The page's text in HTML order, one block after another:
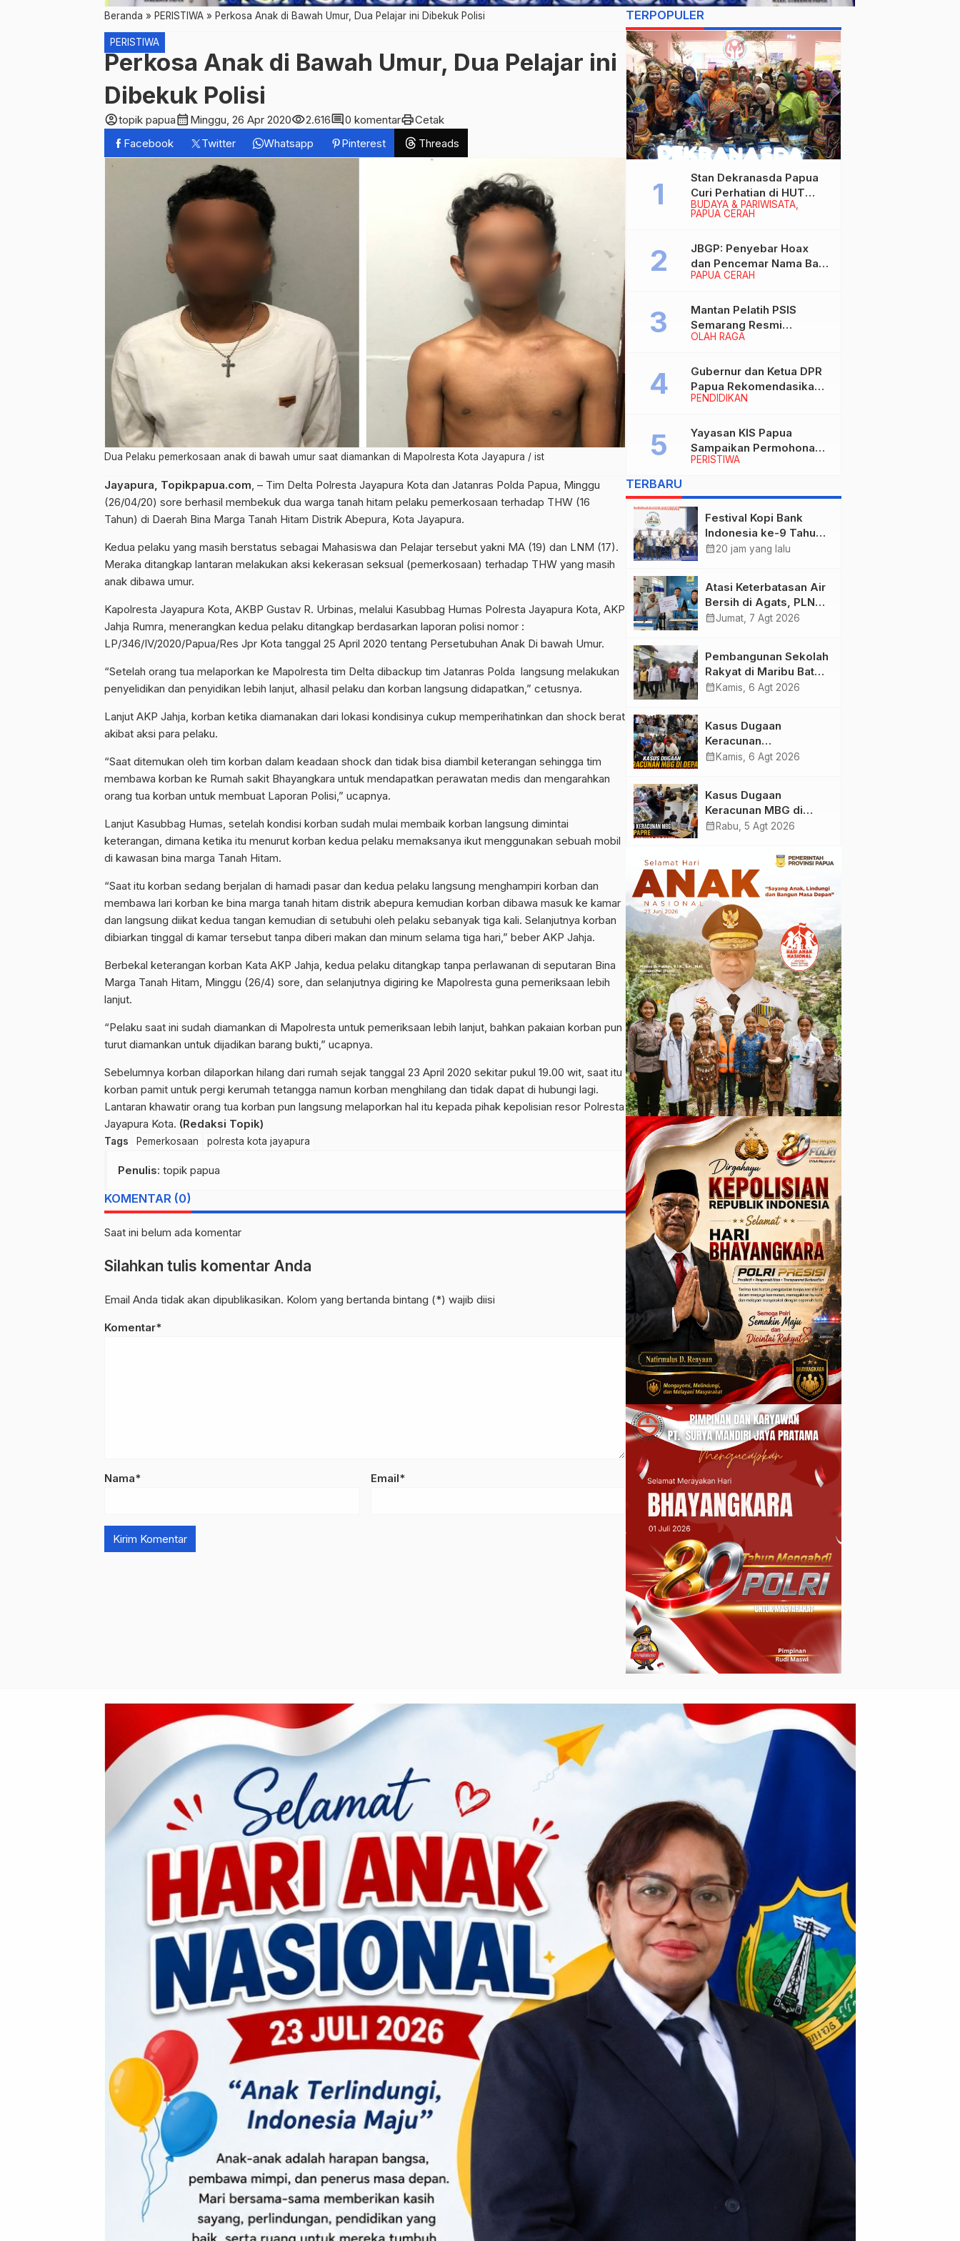
Beranda » PERISTIWA » Perkosa Anak di Bawah Umur, Dua Pelajar ini Dibekuk Polisi
PERISTIWA
Perkosa Anak di Bawah Umur, Dua Pelajar ini
Dibekuk Polisi
account_circletopik papuacalendar_month Minggu, 26 Apr 2020visibility2.616comment0 komentarprintCetak
Facebook
Twitter Whatsapp Pinterest Threads
Dua Pelaku pemerkosaan anak di bawah umur saat diamankan di Mapolresta Kota Jayapura / ist
Jayapura, Topikpapua.com, – Tim Delta Polresta Jayapura Kota dan Jatanras Polda Papua, Minggu
(26/04/20) sore berhasil membekuk dua warga tanah hitam pelaku pemerkosaan terhadap THW (16
Tahun) di Daerah Bina Marga Tanah Hitam Distrik Abepura, Kota Jayapura.
Kedua pelaku yang masih berstatus sebagai Mahasiswa dan Pelajar tersebut yakni MA (19) dan LNM (17).
Meraka ditangkap lantaran melakukan aksi kekerasan seksual (pemerkosaan) terhadap THW yang masih
anak dibawa umur.
Kapolresta Jayapura Kota, AKBP Gustav R. Urbinas, melalui Kasubbag Humas Polresta Jayapura Kota, AKP
Jahja Rumra, menerangkan kedua pelaku ditangkap berdasarkan laporan polisi nomor :
LP/346/IV/2020/Papua/Res Jpr Kota tanggal 25 April 2020 tentang Persetubuhan Anak Di bawah Umur.
“Setelah orang tua melaporkan ke Mapolresta tim Delta dibackup tim Jatanras Polda langsung melakukan
penyelidikan dan penyidikan lebih lanjut, alhasil pelaku dan korban langsung didapatkan,” cetusnya.
Lanjut AKP Jahja, korban ketika diamanakan dari lokasi kondisinya cukup memperihatinkan dan shock berat
akibat aksi para pelaku.
“Saat ditemukan oleh tim korban dalam keadaan shock dan tidak bisa diambil keterangan sehingga tim
membawa korban ke Rumah sakit Bhayangkara untuk mendapatkan perawatan medis dan mengarahkan
orang tua korban untuk membuat Laporan Polisi,” ucapnya.
Lanjut Kasubbag Humas, setelah kondisi korban sudah mulai membaik korban langsung dimintai
keterangan, dimana ketika itu menurut korban kedua pelaku memaksanya ikut menggunakan sebuah mobil
di kawasan bina marga Tanah Hitam.
“Saat itu korban sedang berjalan di hamadi pasar dan kedua pelaku langsung menghampiri korban dan
membawa lari korban ke bina marga tanah hitam distrik abepura kemudian korban dibawa masuk ke kamar
dan langsung diikat kedua tangan kemudian di setubuhi oleh pelaku sebanyak tiga kali. Selanjutnya korban
dibiarkan tinggal di kamar tersebut tanpa diberi makan dan minum selama tiga hari,” beber AKP Jahja.
Berbekal keterangan korban Kata AKP Jahja, kedua pelaku ditangkap tanpa perlawanan di seputaran Bina
Marga Tanah Hitam, Minggu (26/4) sore, dan selanjutnya digiring ke Mapolresta guna pemeriksaan lebih
lanjut.
“Pelaku saat ini sudah diamankan di Mapolresta untuk pemeriksaan lebih lanjut, bahkan pakaian korban pun
turut diamankan untuk dijadikan barang bukti,” ucapnya.
Sebelumnya korban dilaporkan hilang dari rumah sejak tanggal 23 April 2020 sekitar pukul 19.00 wit, saat itu
korban pamit untuk pergi kerumah tetangga namun korban menghilang dan tidak dapat di hubungi lagi.
Lantaran khawatir orang tua korban pun langsung melaporkan hal itu kepada pihak kepolisian resor Polresta
Jayapura Kota. (Redaksi Topik)
Tags Pemerkosaan polresta kota jayapura
Penulis: topik papua
KOMENTAR (0)
Saat ini belum ada komentar
Silahkan tulis komentar Anda
Email Anda tidak akan dipublikasikan. Kolom yang bertanda bintang (*) wajib diisi
Komentar*
Nama* Email*
TERPOPULER
BUDAYA & PARIWISATA
PAPUA CERAH
Stan Dekranasda Papua
Curi Perhatian di HUT
Dekranas 2026, Ibu
PAPUA CERAH
JBGP: Penyebar Hoax
dan Pencemar Nama Baik
Gubernur Papua Siap
Hukum!
OLAH RAGA
Mantan Pelatih PSIS
Semarang Resmi
Nakhodahi Persipura
PENDIDIKAN
Gubernur dan Ketua DPR
Papua Rekomendasikan
Ade Yamin Jabat Rektor
periode 2026–2030
PERISTIWA
Yayasan KIS Papua
Sampaikan Permohonan
Maaf dan Siap Tanggung
Keracunan MBG di
Depapre
TERBARU
Festival Kopi Bank
Indonesia ke-9 Tahun
2026 Resmi Dibuka
Depan Papua”
calendar_month20 jam yang lalu
Atasi Keterbatasan Air
Bersih di Agats, PLN
Hadirkan Teknologi
Bukhori dan Warga
Sekitar
calendar_monthJumat, 7 Agt 2026
Pembangunan Sekolah
Rakyat di Maribu Batal,
Dipindahkan ke Muara
calendar_month Kamis, 6 Agt 2026
Kasus Dugaan
Keracunan
MBG: Wamengadri
yang Ditemukan
calendar_month Kamis, 6 Agt 2026
Kasus Dugaan
Keracunan MBG di
Kabupaten Jayapura,
calendar_month Rabu, 5 Agt 2026